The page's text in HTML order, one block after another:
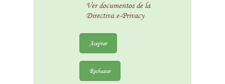
Ver documentos de la
Directiva e-Privacy
Aceptar
Rechazar